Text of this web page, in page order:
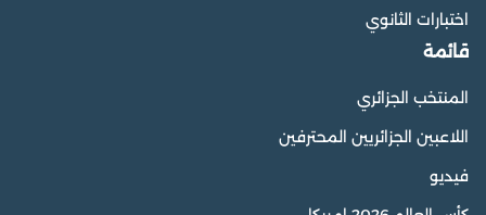
اختبارات الثانوي
قائمة
المنتخب الجزائري
اللاعبين الجزائريين المحترفين
فيديو